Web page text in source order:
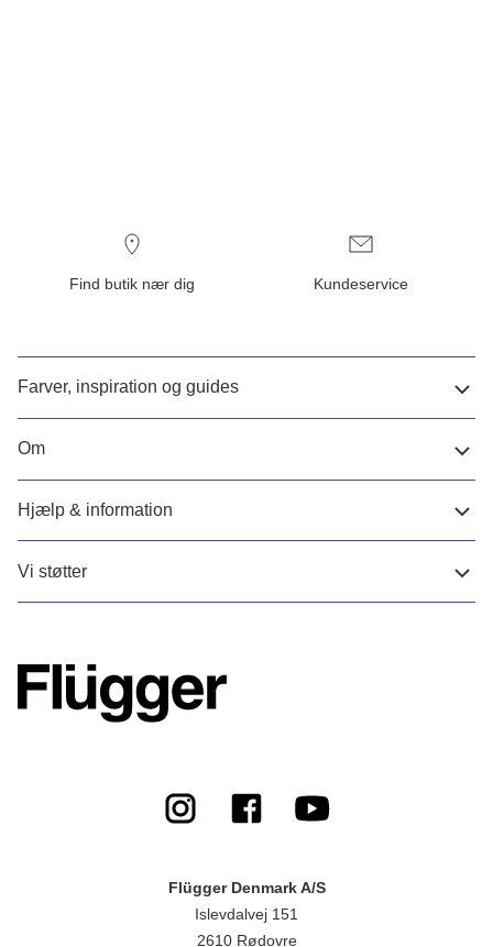
Find butik nær dig Kundeservice
Farver, inspiration og guides
Om
Hjælp & information
Vi støtter
Flügger Denmark A/S
Islevdalvej 151
2610 Rødovre